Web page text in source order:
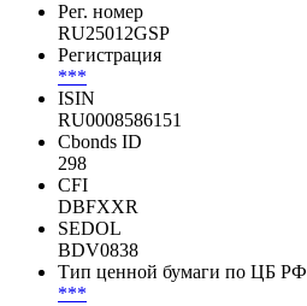
Рег. номер
RU25012GSP
Регистрация
***
ISIN
RU0008586151
Cbonds ID
298
CFI
DBFXXR
SEDOL
BDV0838
Тип ценной бумаги по ЦБ РФ
***